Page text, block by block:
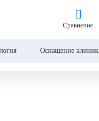
Сравнение
Оснащение клиник